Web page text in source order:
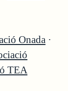
Onada ·
TEA